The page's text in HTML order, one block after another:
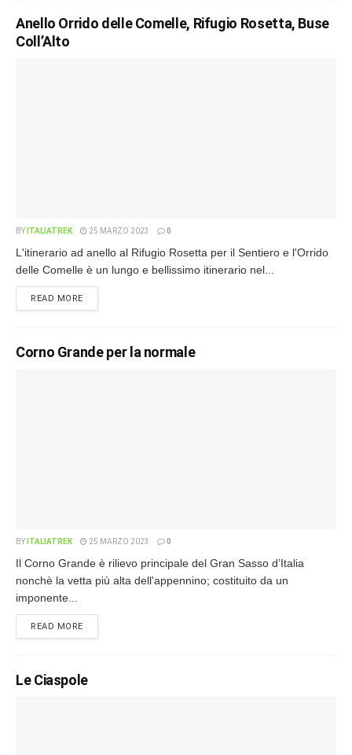
Anello Orrido delle Comelle, Rifugio Rosetta, Buse
Coll’Alto
BY ITALIATREK 25 MARZO 2023 0
L'itinerario ad anello al Rifugio Rosetta per il Sentiero e l'Orrido
delle Comelle è un lungo e bellissimo itinerario nel...
READ MORE
Corno Grande per la normale
BY ITALIATREK 25 MARZO 2023 0
Il Corno Grande è rilievo principale del Gran Sasso d’Italia
nonchè la vetta più alta dell'appennino; costituito da un
imponente...
READ MORE
Le Ciaspole